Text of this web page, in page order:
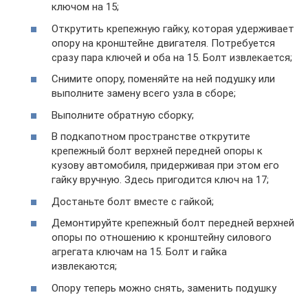
ключом на 15;
Открутить крепежную гайку, которая удерживает
опору на кронштейне двигателя. Потребуется
сразу пара ключей и оба на 15. Болт извлекается;
Снимите опору, поменяйте на ней подушку или
выполните замену всего узла в сборе;
Выполните обратную сборку;
В подкапотном пространстве открутите
крепежный болт верхней передней опоры к
кузову автомобиля, придерживая при этом его
гайку вручную. Здесь пригодится ключ на 17;
Достаньте болт вместе с гайкой;
Демонтируйте крепежный болт передней верхней
опоры по отношению к кронштейну силового
агрегата ключам на 15. Болт и гайка
извлекаются;
Опору теперь можно снять, заменить подушку